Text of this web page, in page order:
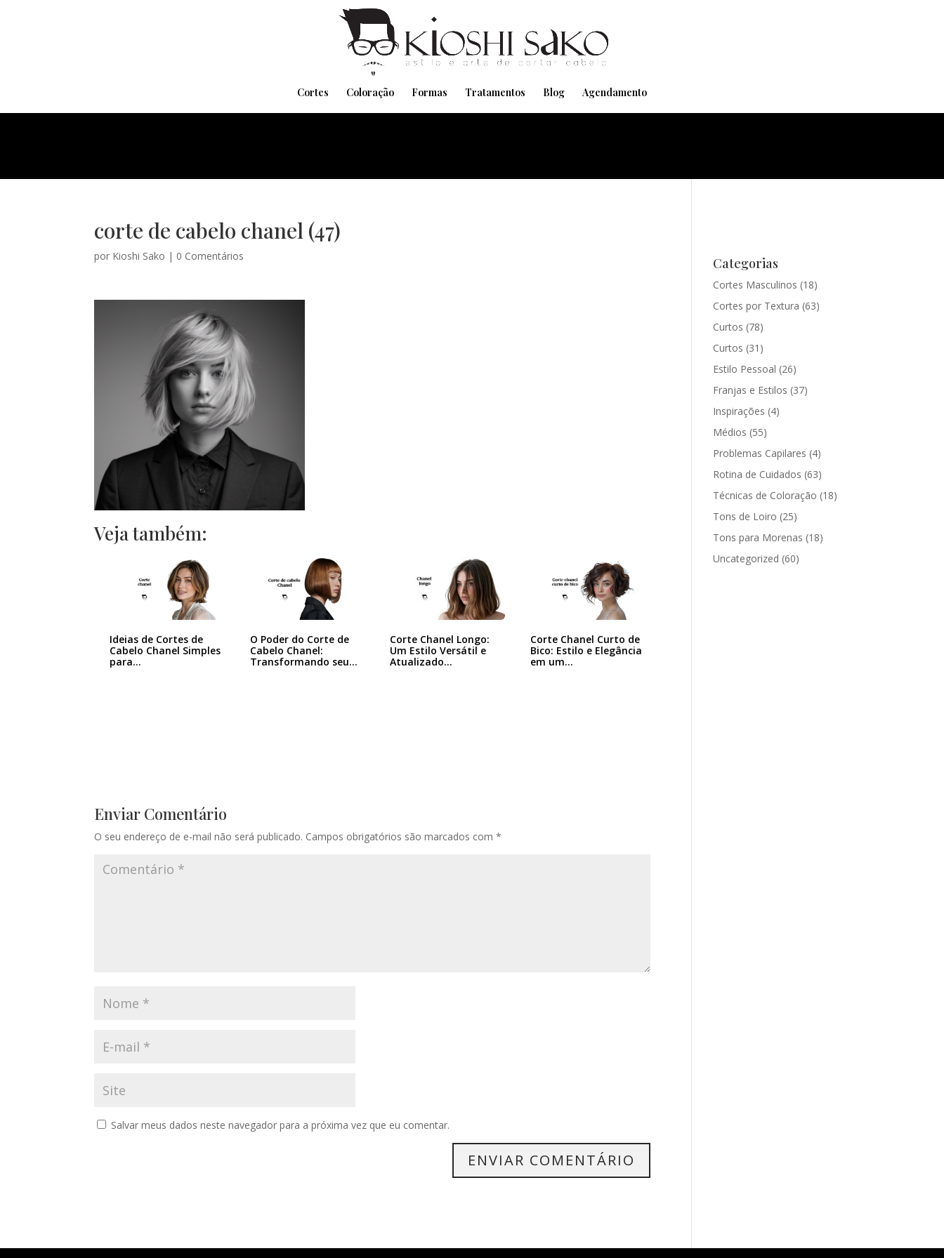
Cortes Coloração Formas Tratamentos Blog Agendamento
corte de cabelo chanel (47)
por Kioshi Sako | 0 Comentários
Veja também:
Ideias de Cortes de
Cabelo Chanel Simples
para…
O Poder do Corte de
Cabelo Chanel:
Transformando seu…
Corte Chanel Longo:
Um Estilo Versátil e
Atualizado…
Corte Chanel Curto de
Bico: Estilo e Elegância
em um…
Enviar Comentário
O seu endereço de e-mail não será publicado. Campos obrigatórios são marcados com*
Salvar meus dados neste navegador para a próxima vez que eu comentar.
Categorias
Cortes Masculinos (18)
Cortes por Textura (63)
Curtos (78)
Curtos (31)
Estilo Pessoal (26)
Franjas e Estilos (37)
Inspirações (4)
Médios (55)
Problemas Capilares (4)
Rotina de Cuidados (63)
Técnicas de Coloração (18)
Tons de Loiro (25)
Tons para Morenas (18)
Uncategorized (60)
Pensando em transformar seu Visual??
Agende pelo Whatsapp